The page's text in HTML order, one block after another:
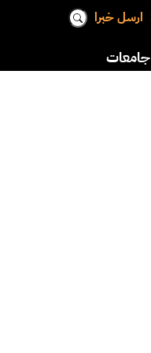
ارسل خبرا
جامعات